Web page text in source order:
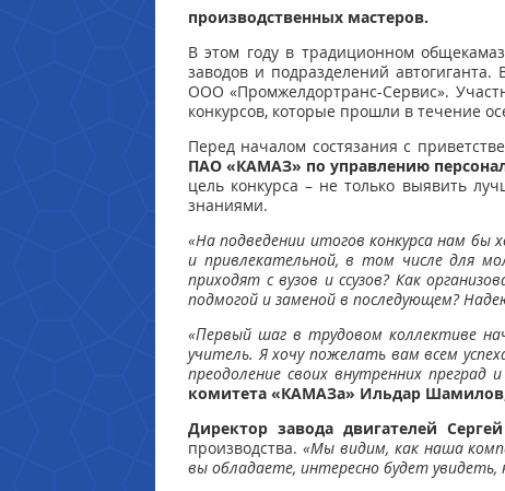
производственных мастеров.
В этом году в традиционном
заводов и подразделений
ООО «Промжелдортранс-Сервис».
конкурсов, которые прошли в течение
Перед началом состязания с
ПАО «КАМАЗ» по управлению
цель конкурса – не только выявить
знаниями.
«На подведении итогов конкурса нам
и привлекательной, в том числе для
приходят с вузов и ссузов? Как
подмогой и заменой в последующем?
«Первый шаг в трудовом коллективе
учитель. Я хочу пожелать вам всем
преодоление своих внутренних преград
комитета «КАМАЗа» Ильдар Шамилов
Директор завода двигателей
производства. «Мы видим, как наша
вы обладаете, интересно будет увидеть,